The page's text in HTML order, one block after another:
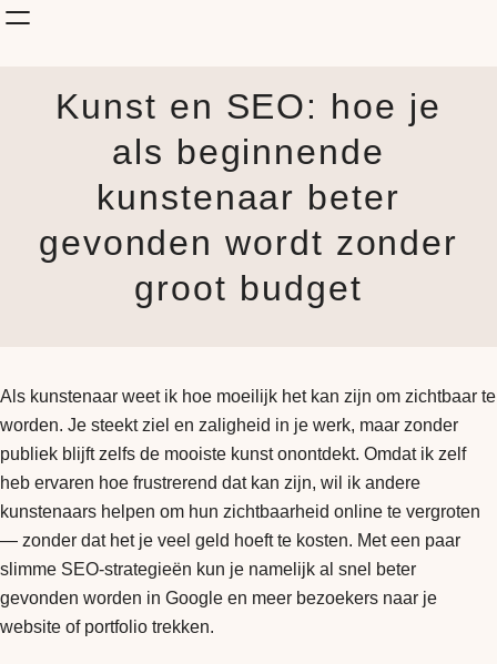
Onderwerp
KunstStijl
Albums
Blog
How it is made
Kunst en SEO: hoe je
als beginnende
kunstenaar beter
gevonden wordt zonder
groot budget
Als kunstenaar weet ik hoe moeilijk het kan zijn om zichtbaar te
worden. Je steekt ziel en zaligheid in je werk, maar zonder
publiek blijft zelfs de mooiste kunst onontdekt. Omdat ik zelf
heb ervaren hoe frustrerend dat kan zijn, wil ik andere
kunstenaars helpen om hun zichtbaarheid online te vergroten
— zonder dat het je veel geld hoeft te kosten. Met een paar
slimme SEO-strategieën kun je namelijk al snel beter
gevonden worden in Google en meer bezoekers naar je
website of portfolio trekken.